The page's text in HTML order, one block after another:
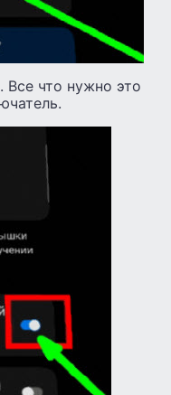
что нужно это